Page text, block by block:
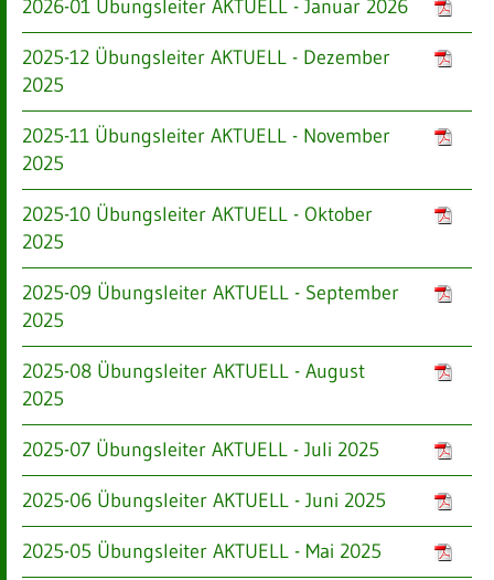
2026-01 Übungsleiter AKTUELL - Januar 2026
2025-12 Übungsleiter AKTUELL - Dezember
2025
2025-11 Übungsleiter AKTUELL - November
2025
2025-10 Übungsleiter AKTUELL - Oktober
2025
2025-09 Übungsleiter AKTUELL - September
2025
2025-08 Übungsleiter AKTUELL - August
2025
2025-07 Übungsleiter AKTUELL - Juli 2025
2025-06 Übungsleiter AKTUELL - Juni 2025
2025-05 Übungsleiter AKTUELL - Mai 2025